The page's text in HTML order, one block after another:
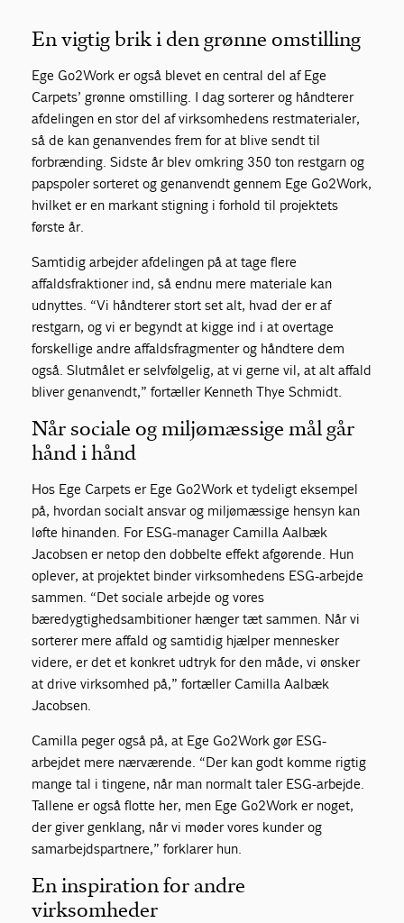
En vigtig brik i den grønne omstilling
Ege Go2Work er også blevet en central del af Ege
Carpets’ grønne omstilling. I dag sorterer og håndterer
afdelingen en stor del af virksomhedens restmaterialer,
så de kan genanvendes frem for at blive sendt til
forbrænding. Sidste år blev omkring 350 ton restgarn og
papspoler sorteret og genanvendt gennem Ege Go2Work,
hvilket er en markant stigning i forhold til projektets
første år.
Samtidig arbejder afdelingen på at tage flere
affaldsfraktioner ind, så endnu mere materiale kan
udnyttes. “Vi håndterer stort set alt, hvad der er af
restgarn, og vi er begyndt at kigge ind i at overtage
forskellige andre affaldsfragmenter og håndtere dem
også. Slutmålet er selvfølgelig, at vi gerne vil, at alt affald
bliver genanvendt,” fortæller Kenneth Thye Schmidt.
Når sociale og miljømæssige mål går
hånd i hånd
Hos Ege Carpets er Ege Go2Work et tydeligt eksempel
på, hvordan socialt ansvar og miljømæssige hensyn kan
løfte hinanden. For ESG-manager Camilla Aalbæk
Jacobsen er netop den dobbelte effekt afgørende. Hun
oplever, at projektet binder virksomhedens ESG-arbejde
sammen. “Det sociale arbejde og vores
bæredygtighedsambitioner hænger tæt sammen. Når vi
sorterer mere affald og samtidig hjælper mennesker
videre, er det et konkret udtryk for den måde, vi ønsker
at drive virksomhed på,” fortæller Camilla Aalbæk
Jacobsen.
Camilla peger også på, at Ege Go2Work gør ESG-
arbejdet mere nærværende. “Der kan godt komme rigtig
mange tal i tingene, når man normalt taler ESG-arbejde.
Tallene er også flotte her, men Ege Go2Work er noget,
der giver genklang, når vi møder vores kunder og
samarbejdspartnere,” forklarer hun.
En inspiration for andre
virksomheder